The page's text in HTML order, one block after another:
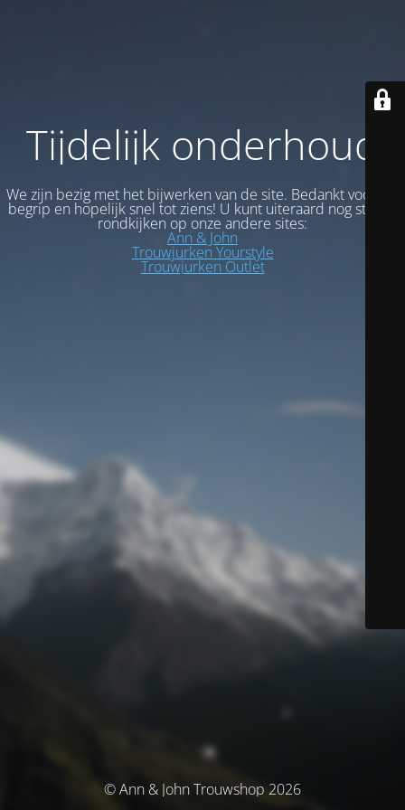
Tijdelijk onderhoud
We zijn bezig met het bijwerken van de site. Bedankt voor uw
begrip en hopelijk snel tot ziens! U kunt uiteraard nog steeds
rondkijken op onze andere sites:
Ann & John
Trouwjurken Yourstyle
Trouwjurken Outlet
© Ann & John Trouwshop 2026